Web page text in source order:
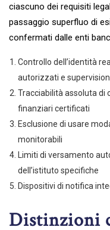
ciascuno dei requisiti
passaggio superfluo di
confermati dalle enti
Controllo dell’identità
autorizzati e
Tracciabilità assoluta di
finanziari certificati
Esclusione di usare
monitorabili
Limiti di versamento
dell’istituto specifiche
Dispositivi di notifica
Distinzioni